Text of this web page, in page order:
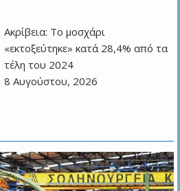
Ακρίβεια: Το μοσχάρι
«εκτοξεύτηκε» κατά 28,4% από τα
τέλη του 2024
8 Αυγούστου, 2026